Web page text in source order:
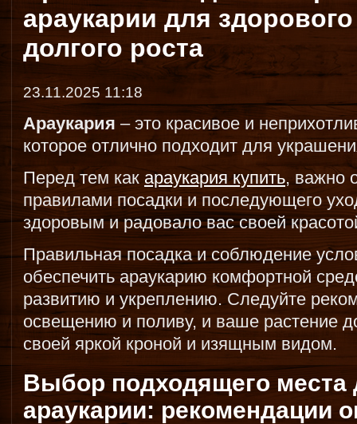
араукарии для
долгого роста
23.11.2025 11:18
Араукария – это красивое и
которое отлично подходит для
Перед тем как араукария купить, важно
правилами посадки и последующего
здоровым и радовало вас своей
Правильная посадка и соблюдение
обеспечить араукарию комфортной
развитию и укреплению. Следуйте
освещению и поливу, и ваше растение
своей яркой кроной и изящным видом.
Выбор подходящего места
араукарии: рекомендации